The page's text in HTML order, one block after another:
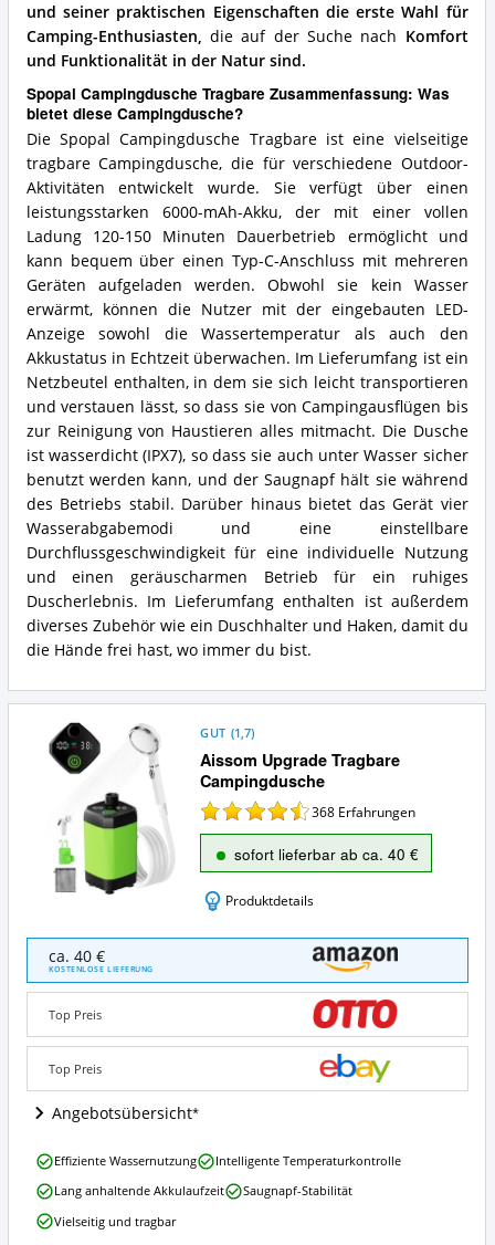
und seiner praktischen Eigenschaften die erste Wahl für
Camping-Enthusiasten, die auf der Suche nach Komfort
und Funktionalität in der Natur sind.
Spopal Campingdusche Tragbare Zusammenfassung: Was
bietet diese Campingdusche?
Die Spopal Campingdusche Tragbare ist eine vielseitige
tragbare Campingdusche, die für verschiedene Outdoor-
Aktivitäten entwickelt wurde. Sie verfügt über einen
leistungsstarken 6000-mAh-Akku, der mit einer vollen
Ladung 120-150 Minuten Dauerbetrieb ermöglicht und
kann bequem über einen Typ-C-Anschluss mit mehreren
Geräten aufgeladen werden. Obwohl sie kein Wasser
erwärmt, können die Nutzer mit der eingebauten LED-
Anzeige sowohl die Wassertemperatur als auch den
Akkustatus in Echtzeit überwachen. Im Lieferumfang ist ein
Netzbeutel enthalten, in dem sie sich leicht transportieren
und verstauen lässt, so dass sie von Campingausflügen bis
zur Reinigung von Haustieren alles mitmacht. Die Dusche
ist wasserdicht (IPX7), so dass sie auch unter Wasser sicher
benutzt werden kann, und der Saugnapf hält sie während
des Betriebs stabil. Darüber hinaus bietet das Gerät vier
Wasserabgabemodi und eine einstellbare
Durchflussgeschwindigkeit für eine individuelle Nutzung
und einen geräuscharmen Betrieb für ein ruhiges
Duscherlebnis. Im Lieferumfang enthalten ist außerdem
diverses Zubehör wie ein Duschhalter und Haken, damit du
die Hände frei hast, wo immer du bist.
Aissom Upgrade Tragbare
Campingdusche
GUT (1,7)
368 Erfahrungen
sofort lieferbar ab ca. 40 €
Produktdetails
Aissom
Upgrade
Tragbare
Campingdusche
Angebote:
Wo
diese
Campingdusche
erhältlich?
ca. 40 €
KOSTENLOSE LIEFERUNG
Top Preis
Top Preis
Angebotsübersicht
Aissom
Upgrade
Tragbare
Campingdusche
Vorteile:
Effiziente Wassernutzung
Intelligente Temperaturkontrolle
Lang anhaltende Akkulaufzeit
Saugnapf-Stabilität
Vielseitig und tragbar